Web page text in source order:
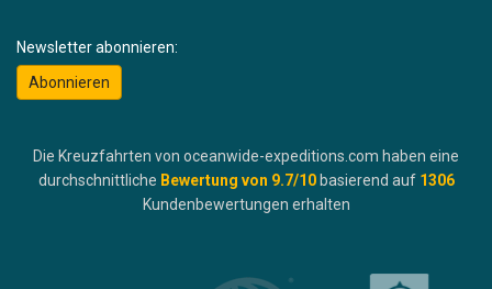
Newsletter abonnieren:
Abonnieren
Die Kreuzfahrten von oceanwide-expeditions.com haben eine
durchschnittliche Bewertung von 9.7/10 basierend auf 1306
Kundenbewertungen erhalten